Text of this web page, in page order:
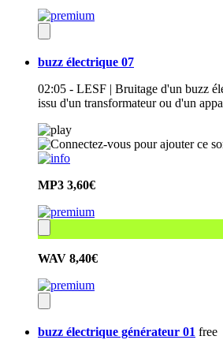
buzz électrique 07
02:05 - LESF | Bruitage d'un buzz
issu d'un transformateur ou d'un
MP3 3,60€
WAV 8,40€
buzz électrique générateur 01 free